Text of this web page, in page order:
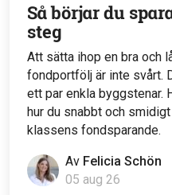
Av Felicia Schön
05 aug 26
Så börjar du
steg
Att sätta ihop en bra och
fondportfölj är inte svårt.
ett par enkla byggstenar.
hur du snabbt och
klassens fondsparande.